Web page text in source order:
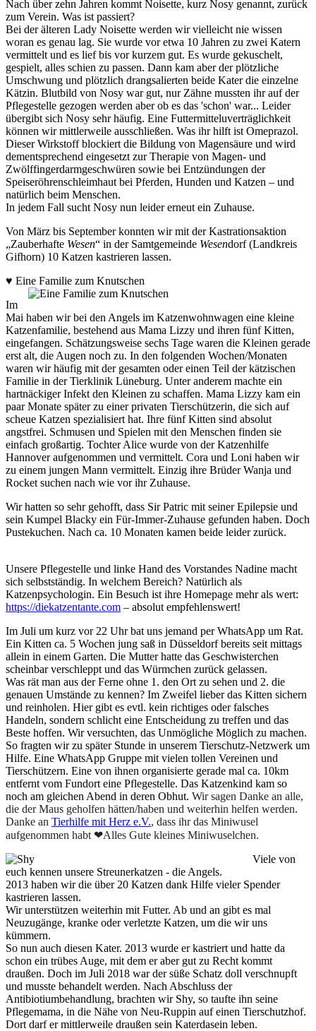
Nach über zehn Jahren kommt Noisette, kurz Nosy genannt, zurück
zum Verein. Was ist passiert?
Bei der älteren Lady Noisette werden wir vielleicht nie wissen
woran es genau lag. Sie wurde vor etwa 10 Jahren zu zwei Katern
vermittelt und es lief bis vor kurzem gut. Es wurde gekuschelt,
gespielt, alles schien zu passen. Dann kam aber der plötzliche
Umschwung und plötzlich drangsalierten beide Kater die einzelne
Kätzin. Blutbild von Nosy war gut, nur Zähne mussten ihr auf der
Pflegestelle gezogen werden aber ob es das 'schon' war... Leider
übergibt sich Nosy sehr häufig. Eine Futtermitteluverträglichkeit
können wir mittlerweile ausschließen. Was ihr hilft ist Omeprazol.
Dieser Wirkstoff blockiert die Bildung von Magensäure und wird
dementsprechend eingesetzt zur Therapie von Magen- und
Zwölffingerdarmgeschwüren sowie bei Entzündungen der
Speiseröhrenschleimhaut bei Pferden, Hunden und Katzen – und
natürlich beim Menschen.
In jedem Fall sucht Nosy nun leider erneut ein Zuhause.
Von März bis September konnten wir mit der Kastrationsaktion
„Zauberhafte Wesen“ in der Samtgemeinde Wesendorf (Landkreis
Gifhorn) 10 Katzen kastrieren lassen.
♥ Eine Familie zum Knutschen
Im
Mai haben wir bei den Angels im Katzenwohnwagen eine kleine
Katzenfamilie, bestehend aus Mama Lizzy und ihren fünf Kitten,
eingefangen. Schätzungsweise sechs Tage waren die Kleinen gerade
erst alt, die Augen noch zu. In den folgenden Wochen/Monaten
waren wir häufig mit der gesamten oder einen Teil der kätzischen
Familie in der Tierklinik Lüneburg. Unter anderem machte ein
hartnäckiger Infekt den Kleinen zu schaffen. Mama Lizzy kam ein
paar Monate später zu einer privaten Tierschützerin, die sich auf
scheue Katzen spezialisiert hat. Ihre fünf Kitten sind absolut
angstfrei. Schmusen und Spielen mit den Menschen finden sie
einfach großartig. Tochter Alice wurde von der Katzenhilfe
Hannover aufgenommen und vermittelt. Cora und Loni haben wir
zu einem jungen Mann vermittelt. Einzig ihre Brüder Wanja und
Rocket suchen nach wie vor ihr Zuhause.
Wir hatten so sehr gehofft, dass Sir Patric mit seiner Epilepsie und
sein Kumpel Blacky ein Für-Immer-Zuhause gefunden haben. Doch
Pustekuchen. Nach ca. 10 Monaten kamen beide leider zurück.
Unsere Pflegestelle und linke Hand des Vorstandes Nadine macht
sich selbstständig. In welchem Bereich? Natürlich als
Katzenpsychologin. Ein Besuch ist ihre Homepage mehr als wert:
https://diekatzentante.com – absolut empfehlenswert!
Im Juli um kurz vor 22 Uhr bat uns jemand per WhatsApp um Rat.
Ein Kitten ca. 5 Wochen jung saß in Düsseldorf bereits seit mittags
allein in einem Garten. Die Mutter hatte das Geschwisterchen
scheinbar verschleppt und das Würmchen zurück gelassen.
Was rät man aus der Ferne ohne 1. den Ort zu sehen und 2. die
genauen Umstände zu kennen? Im Zweifel lieber das Kitten sichern
und reinholen. Hier gibt es evtl. kein richtiges oder falsches
Handeln, sondern schlicht eine Entscheidung zu treffen und das
Beste hoffen. Wir versuchten, das Unmögliche Möglich zu machen.
So fragten wir zu später Stunde in unserem Tierschutz-Netzwerk um
Hilfe. Eine WhatsApp Gruppe mit vielen tollen Vereinen und
Tierschützern. Eine von ihnen organisierte gerade mal ca. 10km
entfernt vom Fundort eine Pflegestelle. Das Katzenkind kam so
noch am gleichen Abend in deren Obhut. Wir sagen Danke an alle,
die der Maus geholfen hätten/haben und weiterhin helfen werden.
Danke an Tierhilfe mit Herz e.V., dass ihr das Miniwusel
aufgenommen habt ❤Alles Gute kleines Miniwuselchen.
Viele von
euch kennen unsere Streunerkatzen - die Angels.
2013 haben wir die über 20 Katzen dank Hilfe vieler Spender
kastrieren lassen.
Wir unterstützen weiterhin mit Futter. Ab und an gibt es mal
Neuzugänge, kranke oder verletzte Katzen, um die wir uns
kümmern.
So nun auch diesen Kater. 2013 wurde er kastriert und hatte da
schon ein trübes Auge, mit dem er aber gut zu Recht kommt
draußen. Doch im Juli 2018 war der süße Schatz doll verschnupft
und musste behandelt werden. Nach Abschluss der
Antibiotiumbehandlung, brachten wir Shy, so taufte ihn seine
Pflegemama, in die Nähe von Neu-Ruppin auf einen Tierschutzhof.
Dort darf er mittlerweile draußen sein Katerdasein leben.